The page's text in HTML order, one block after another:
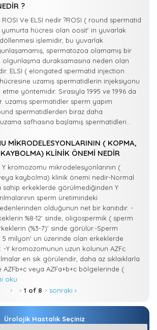
?
ROSI Ve ELSI nedir ?ROSI ( round spermatid
yumurta hücresi olan oosit' in yuvarlak
işlemidir, bu yuvarlak
spermatozoa olamamış bir
duraksamasına neden olan
ELSI ( elongated spermatid injection
uzamış spermatidlerin injeksiyonu
ve 1996 da
spermatidlerden biraz daha
safhasına başlamış spermatidleri...
MIKRODELESYONLARININ ( KOPMA,
KLINIK ÖNEMI NEDIR
Y kromozomu mikrodelesyonlarının (
kaybolma) klinik önemi nedir-Normal
sahip erkeklerde görülmediğinden Y
sperm üretimindeki
olduğunun net bir kanıtıdır. -
%8-12' sinde, oligospermik ( sperm
(%3-7)' sinde görülür.-Sperm
5 milyon' un üzerinde olan erkeklerde
-Y kromozomunun uzun kolunun AZFc
en sık görülendir, daha az sıklaıklarla
AZFb+c veya AZFa+b+c bölgelerinde (
oku
1 of 8
sonraki ›
Ürolojik Hastalık Seçiniz